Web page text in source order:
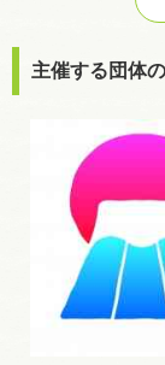
主催する団体